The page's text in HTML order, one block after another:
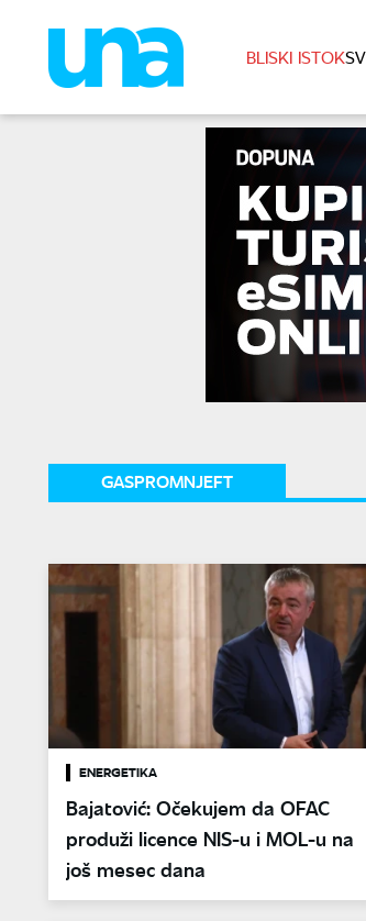
BLISKI ISTOK
GASPROMNJEFT
ENERGETIKA
Bajatović: Očekujem da OFAC
produži licence NIS-u i MOL-u na
još mesec dana